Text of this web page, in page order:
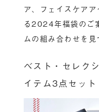
ア、フェイスケア
る2024年福袋のご
ムの組み合わせを見
ベスト・セレク
イテム3点セット